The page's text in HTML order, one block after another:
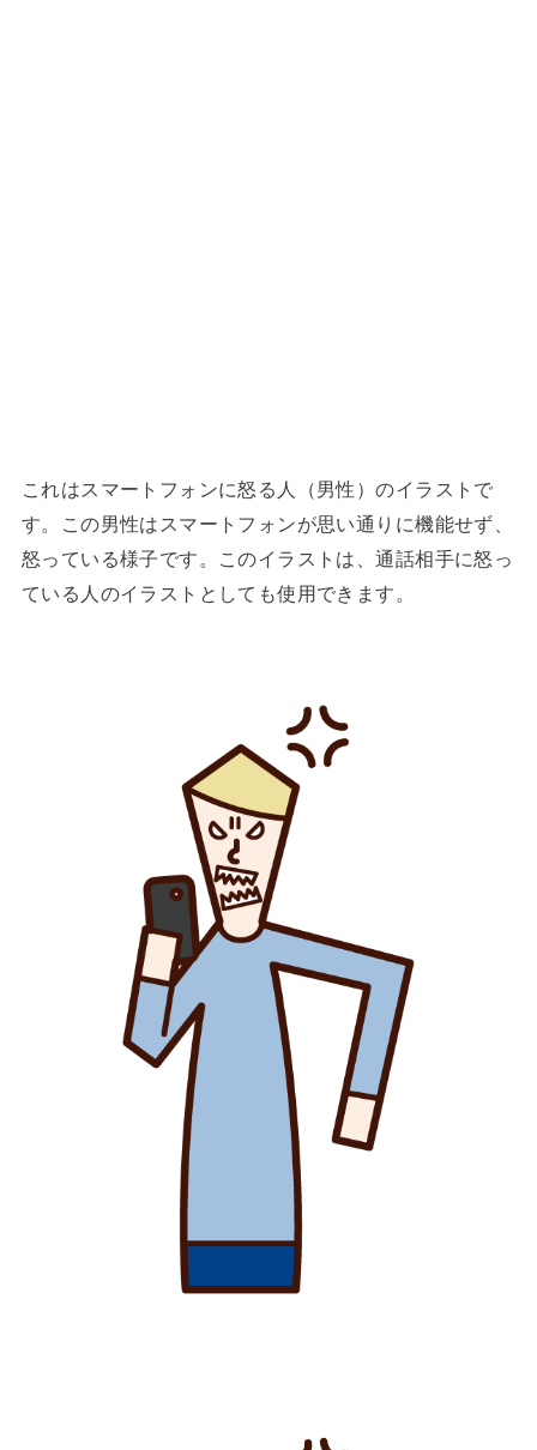
これはスマートフォンに怒る人（男性）のイラストで
す。この男性はスマートフォンが思い通りに機能せず、
怒っている様子です。このイラストは、通話相手に怒っ
ている人のイラストとしても使用できます。